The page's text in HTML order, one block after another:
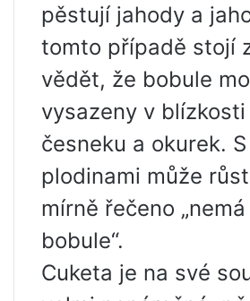
pěstují jahody a
tomto případě stojí
vědět, že bobule
vysazeny v
česneku a okurek.
plodinami může
mírně řečeno
bobule“.
Cuketa je na své